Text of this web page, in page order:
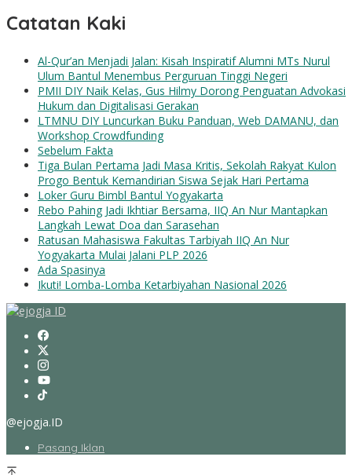
Catatan Kaki
Al-Qur’an Menjadi Jalan: Kisah Inspiratif Alumni MTs Nurul
Ulum Bantul Menembus Perguruan Tinggi Negeri
PMII DIY Naik Kelas, Gus Hilmy Dorong Penguatan Advokasi
Hukum dan Digitalisasi Gerakan
LTMNU DIY Luncurkan Buku Panduan, Web DAMANU, dan
Workshop Crowdfunding
Sebelum Fakta
Tiga Bulan Pertama Jadi Masa Kritis, Sekolah Rakyat Kulon
Progo Bentuk Kemandirian Siswa Sejak Hari Pertama
Loker Guru Bimbl Bantul Yogyakarta
Rebo Pahing Jadi Ikhtiar Bersama, IIQ An Nur Mantapkan
Langkah Lewat Doa dan Sarasehan
Ratusan Mahasiswa Fakultas Tarbiyah IIQ An Nur
Yogyakarta Mulai Jalani PLP 2026
Ada Spasinya
Ikuti! Lomba-Lomba Ketarbiyahan Nasional 2026
@ejogja.ID
Pasang Iklan